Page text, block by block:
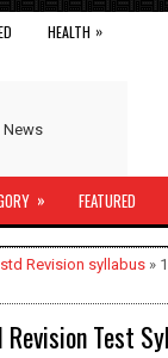
HEALTH »
News
» FEATURED
Revision syllabus »
Revision Test